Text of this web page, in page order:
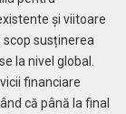
și viitoare
scop susținerea
la nivel global.
financiare
că până la final